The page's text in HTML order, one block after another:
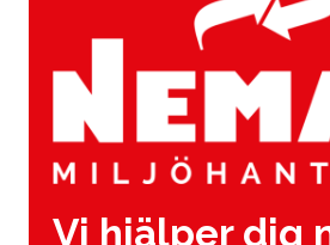
Vi hjälper dig